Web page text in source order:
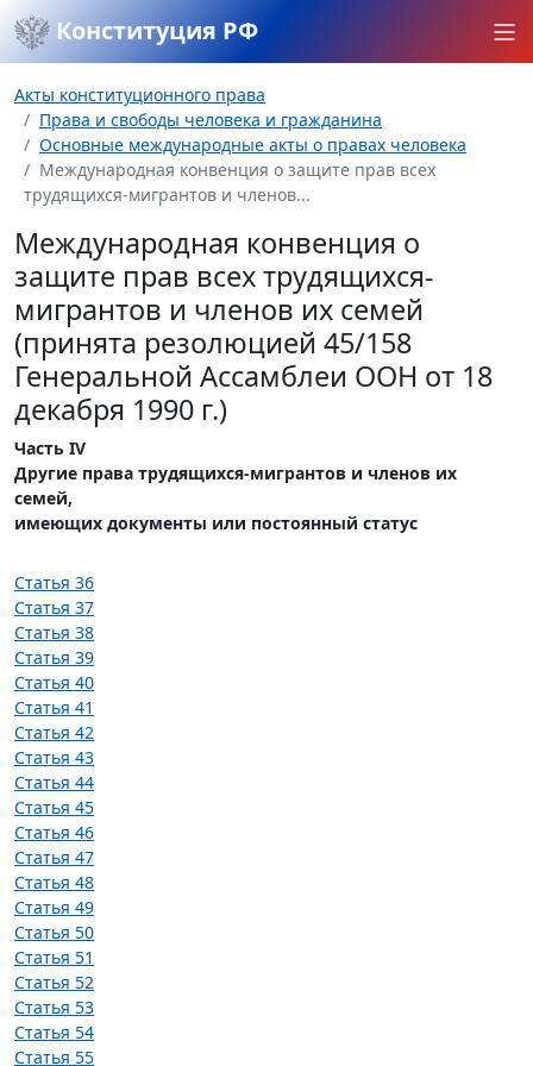
Конституция РФ
Акты конституционного права
Права и свободы человека и гражданина
Основные международные акты о правах человека
Международная конвенция о защите прав всех
трудящихся-мигрантов и членов...
Международная конвенция о
защите прав всех трудящихся-
мигрантов и членов их семей
(принята резолюцией 45/158
Генеральной Ассамблеи ООН от 18
декабря 1990 г.)
Часть IV
Другие права трудящихся-мигрантов и членов их
семей,
имеющих документы или постоянный статус
Статья 36
Статья 37
Статья 38
Статья 39
Статья 40
Статья 41
Статья 42
Статья 43
Статья 44
Статья 45
Статья 46
Статья 47
Статья 48
Статья 49
Статья 50
Статья 51
Статья 52
Статья 53
Статья 54
Статья 55